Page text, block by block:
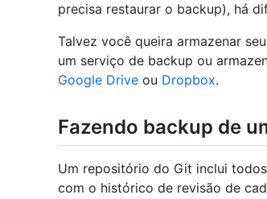
precisa restaurar o backup), há
Talvez você queira armazenar
um serviço de backup ou
Google Drive ou Dropbox.
Fazendo backup de
Um repositório do Git inclui
com o histórico de revisão de